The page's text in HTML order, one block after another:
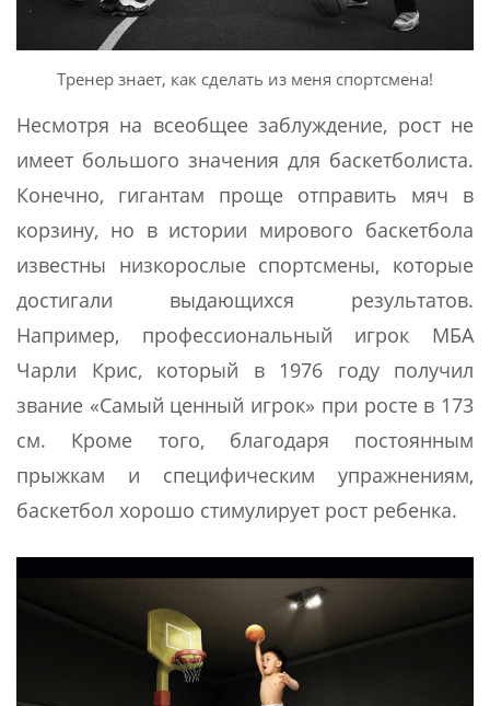
Тренер знает, как сделать из меня спортсмена!
Несмотря на всеобщее заблуждение, рост не
имеет большого значения для баскетболиста.
Конечно, гигантам проще отправить мяч в
корзину, но в истории мирового баскетбола
известны низкорослые спортсмены, которые
достигали выдающихся результатов.
Например, профессиональный игрок МБА
Чарли Крис, который в 1976 году получил
звание «Самый ценный игрок» при росте в 173
см. Кроме того, благодаря постоянным
прыжкам и специфическим упражнениям,
баскетбол хорошо стимулирует рост ребенка.